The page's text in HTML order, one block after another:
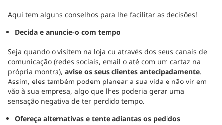
Aqui tem alguns conselhos para lhe facilitar as decisões!
Decida e anuncie-o com tempo
Seja quando o visitem na loja ou através dos seus canais de
comunicação (redes sociais, email o até com um cartaz na
própria montra), avise os seus clientes antecipadamente.
Assim, eles também podem planear a sua vida e não vir em
vão à sua empresa, algo que lhes poderia gerar uma
sensação negativa de ter perdido tempo.
Ofereça alternativas e tente adiantas os pedidos